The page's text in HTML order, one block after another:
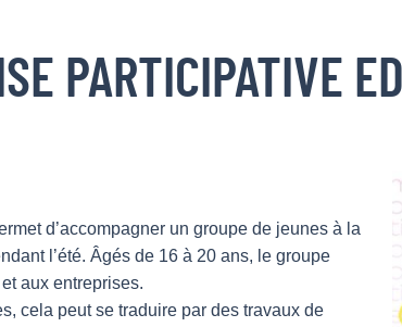
PARTICIPATIVE
d’accompagner un groupe de jeunes à la
l’été. Âgés de 16 à 20 ans, le groupe
aux entreprises.
cela peut se traduire par des travaux de